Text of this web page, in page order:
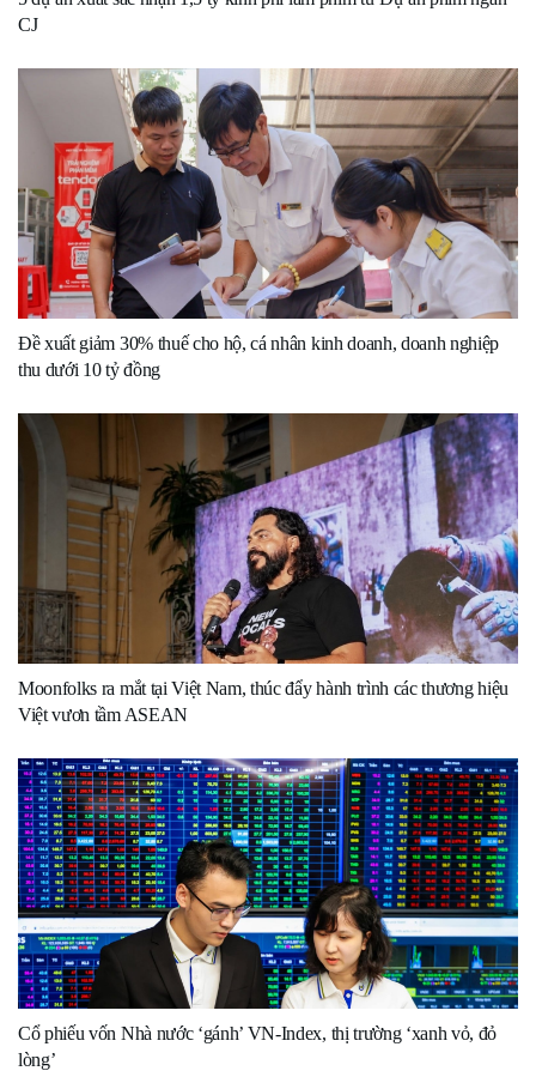
CJ
Đề xuất giảm 30% thuế cho hộ, cá nhân kinh doanh, doanh nghiệp
thu dưới 10 tỷ đồng
Moonfolks ra mắt tại Việt Nam, thúc đẩy hành trình các thương hiệu
Việt vươn tầm ASEAN
Cổ phiếu vốn Nhà nước ‘gánh’ VN-Index, thị trường ‘xanh vỏ, đỏ
lòng’